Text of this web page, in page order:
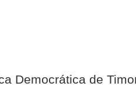
Democrática de